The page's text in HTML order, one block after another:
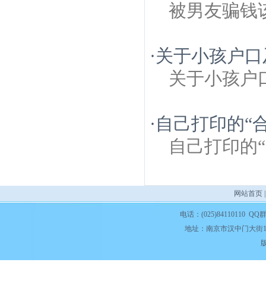
被男友骗钱
·关于小孩户
关于小孩户
· 自己打印的“
自己打印的
网站首页
电话：(025)84110110 QQ
地址：南京市汉中门大街